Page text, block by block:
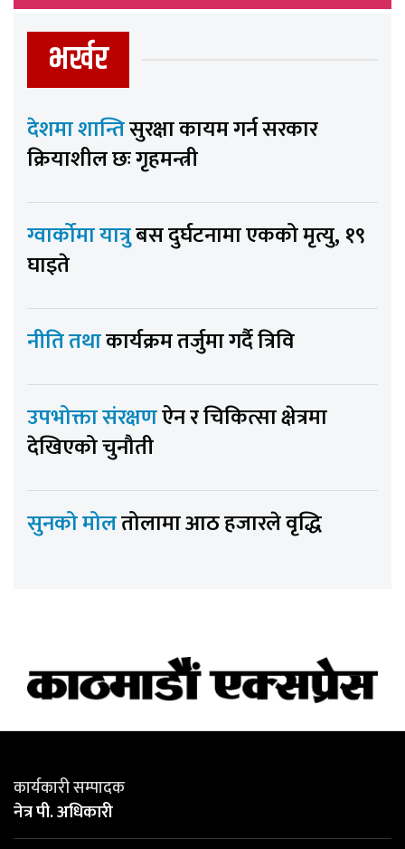
भर्खर
देशमा शान्तिसुरक्षा कायम गर्न सरकार
क्रियाशील छः गृहमन्त्री
ग्वार्कोमा यात्रुबस दुर्घटनामा एकको मृत्यु, १९
घाइते
नीति तथाकार्यक्रम तर्जुमा गर्दै त्रिवि
उपभोक्ता संरक्षणऐन र चिकित्सा क्षेत्रमा
देखिएको चुनौती
सुनको मोलतोलामा आठ हजारले वृद्धि
कार्यकारी सम्पादक
नेत्र पी. अधिकारी